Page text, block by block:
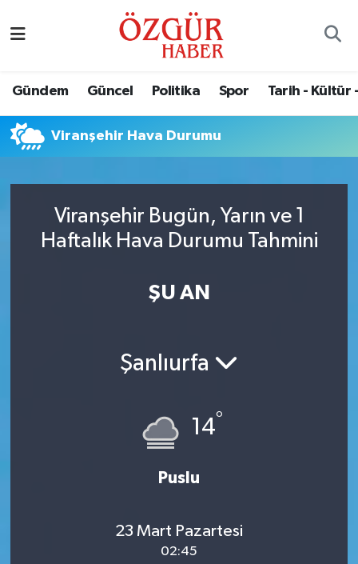
Gündem Güncel Politika Spor Tarih - Kültür
Viranşehir Hava Durumu
Viranşehir Bugün, Yarın ve 1
Haftalık Hava Durumu Tahmini
ŞU AN
Şanlıurfa
14°
Puslu
23 Mart Pazartesi
02:45
Eğitim
Ekonomi
Güncel
Tarih - Kültür - Sanat - Turizm
Nöbetçi Eczaneler
Namaz Vakitleri
Trafik Durumu
Süper Lig Puan Durumu ve Fikstür
Son Dakika Haberleri